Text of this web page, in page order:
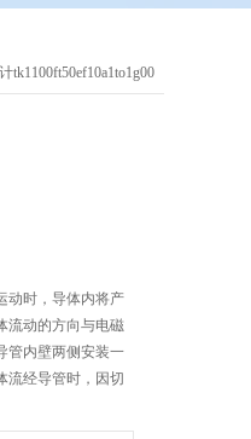
tk1100ft50ef10a1to1g00
动时，导体内将产
流动的方向与电磁
管内壁两侧安装一
流经导管时，因切